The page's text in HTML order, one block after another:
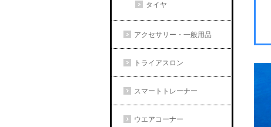
タイヤ
アクセサリー・一般用品
トライアスロン
スマートトレーナー
ウエアコーナー